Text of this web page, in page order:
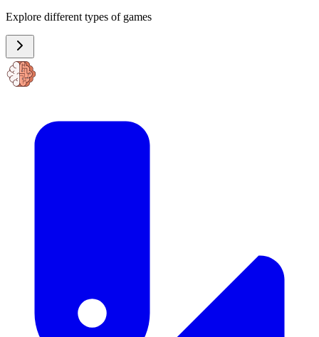
Explore different types of games